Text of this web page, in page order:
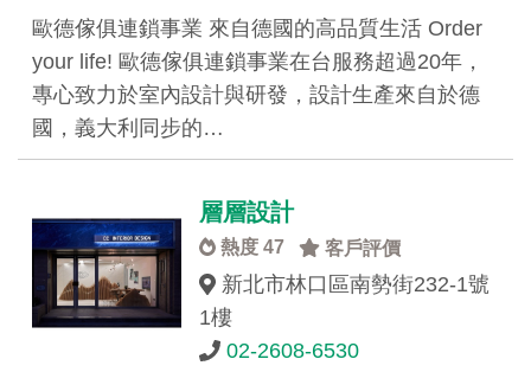
歐德傢俱連鎖事業 來自德國的高品質生活 Order
your life! 歐德傢俱連鎖事業在台服務超過20年，
專心致力於室內設計與研發，設計生產來自於德
國，義大利同步的…
層層設計
熱度 47 客戶評價
新北市林口區南勢街232-1號
1樓
02-2608-6530